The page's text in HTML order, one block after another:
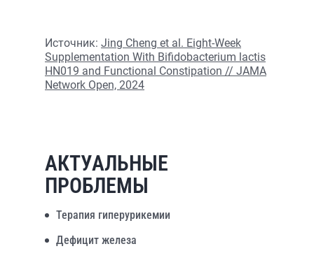
Источник: Jing Cheng et al. Eight-Week
Supplementation With Bifidobacterium lactis
HN019 and Functional Constipation // JAMA
Network Open, 2024
АКТУАЛЬНЫЕ
ПРОБЛЕМЫ
Терапия гиперурикемии
Дефицит железа